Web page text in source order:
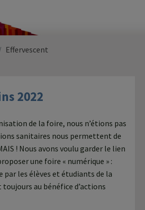
du
vivant
la
Effervescent
2022
de la foire, nous n’étions pas
sanitaires nous permettent de
! Nous avons voulu garder le lien
une foire « numérique » :
par les élèves et étudiants de la
au bénéfice d’actions